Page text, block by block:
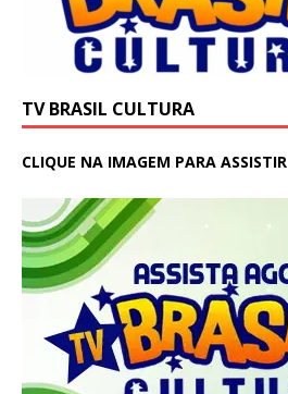
TV BRASIL CULTURA
CLIQUE NA IMAGEM PARA ASSISTIR